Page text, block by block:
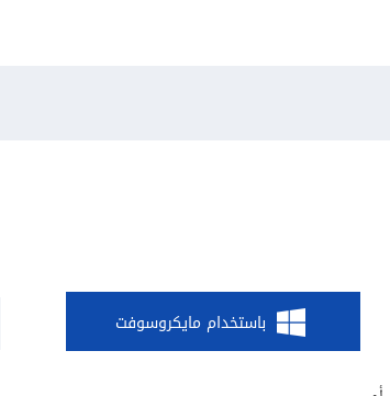
باستخدام مايكروسوفت